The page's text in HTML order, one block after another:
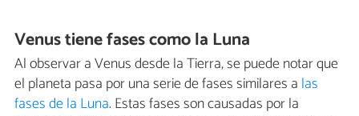
Venus tiene fases como la Luna
Al observar a Venus desde la Tierra, se puede notar que
el planeta pasa por una serie de fases similares a las
fases de la Luna. Estas fases son causadas por la